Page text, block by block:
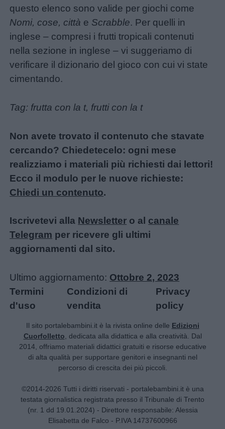
questo elenco sono valide per giochi come
Nomi, cose, città e Scrabble. Per quelli in
inglese – compresi i frutti tropicali contenuti
nella sezione in inglese – vi suggeriamo di
verificare il dizionario del gioco con cui vi state
cimentando.
Tag: frutta con la t, frutti con la t
Non avete trovato il contenuto che stavate
cercando? Chiedetecelo: ogni mese
realizziamo i materiali più richiesti dai lettori!
Ecco il modulo per le nuove richieste:
Chiedi un contenuto.
Iscrivetevi alla Newsletter o al canale
Telegram per ricevere gli ultimi
aggiornamenti dal sito.
Ultimo aggiornamento: Ottobre 2, 2023
Termini
d'uso
Condizioni di
vendita
Privacy
policy
Il sito portalebambini.it è la rivista online delle Edizioni
Cuorfolletto , dedicata alla didattica e alla creatività. Dal
2014, offriamo materiali didattici gratuiti e risorse educative
di alta qualità per supportare genitori e insegnanti nel
percorso di crescita dei più piccoli.
©2014-2026 Tutti i diritti riservati - portalebambini.it è una
testata giornalistica registrata presso il Tribunale di Trento
(nr. 1 dd 19.01.2024) - Direttore responsabile: Alessia
Elisabetta de Falco - P.IVA 14737600966